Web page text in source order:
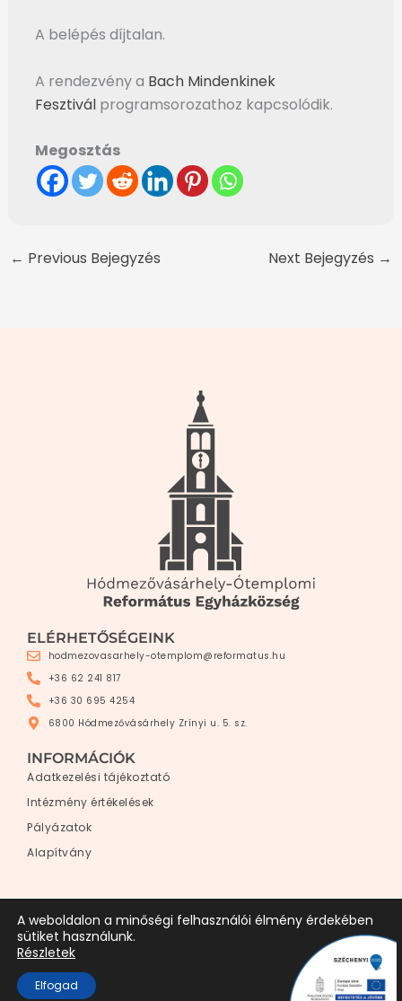
A belépés díjtalan.
A rendezvény a Bach Mindenkinek
Fesztiválprogramsorozathoz kapcsolódik.
Megosztás
← Previous Bejegyzés Next Bejegyzés →
ELÉRHETŐSÉGEINK
hodmezovasarhely-otemplom@reformatus.hu
+36 62 241 817
+36 30 695 4254
6800 Hódmezővásárhely Zrínyi u. 5. sz.
INFORMÁCIÓK
Adatkezelési tájékoztató
Intézmény értékelések
Pályázatok
Alapítvány
Hódmezővásárhely-Ótemplomi Református
Egyházközség ©2026 – Minden jog fenntartva.
A weboldalon a minőségi felhasználói élmény érdekében
sütiket használunk.
Részletek
Elfogad